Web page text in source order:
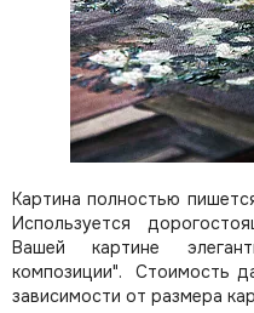
Картина полностью
Используется
Вашей картине
композиции". Стоимость
зависимости от размера